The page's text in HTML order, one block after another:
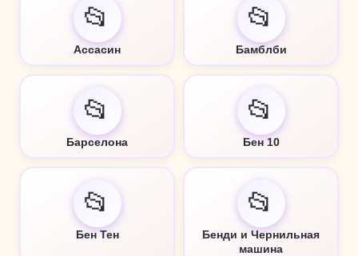
📂
Ассасин
📂
Бамблби
📂
Барселона
📂
Бен 10
📂
Бен Тен
📂
Бенди и Чернильная
машина